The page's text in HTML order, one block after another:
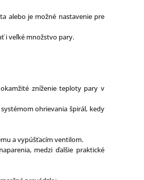
alebo je možné nastavenie pre
i veľké množstvo pary.
zníženie teploty pary v
ohrievania špirál, kedy
a vypúšťacím ventilom.
medzi ďalšie praktické